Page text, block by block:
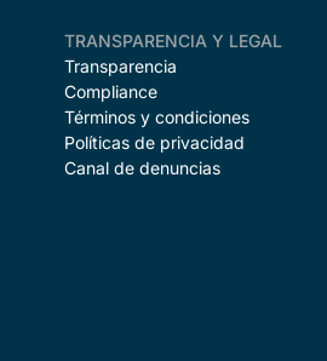
TRANSPARENCIA Y LEGAL
Transparencia
Compliance
Términos y condiciones
Políticas de privacidad
Canal de denuncias